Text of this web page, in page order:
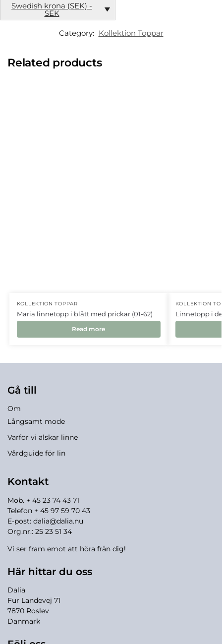
Swedish krona (SEK) -
SEK
Category: Kollektion Toppar
Related products
KOLLEKTION TOPPAR
Maria linnetopp i blått med prickar (01-62)
Read more
KOLLEKTION
Linnetopp i
Gå till
Om
Långsamt mode
Varför vi älskar linne
Vårdguide för lin
Kontakt
Mob. + 45 23 74 43 71
Telefon + 45 97 59 70 43
E-post: dalia@dalia.nu
Org.nr.: 25 23 51 34
Vi ser fram emot att höra från dig!
Här hittar du oss
Dalia
Fur Landevej 71
7870 Roslev
Danmark